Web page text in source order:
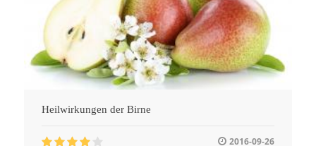
Heilwirkungen der Birne
2016-09-26